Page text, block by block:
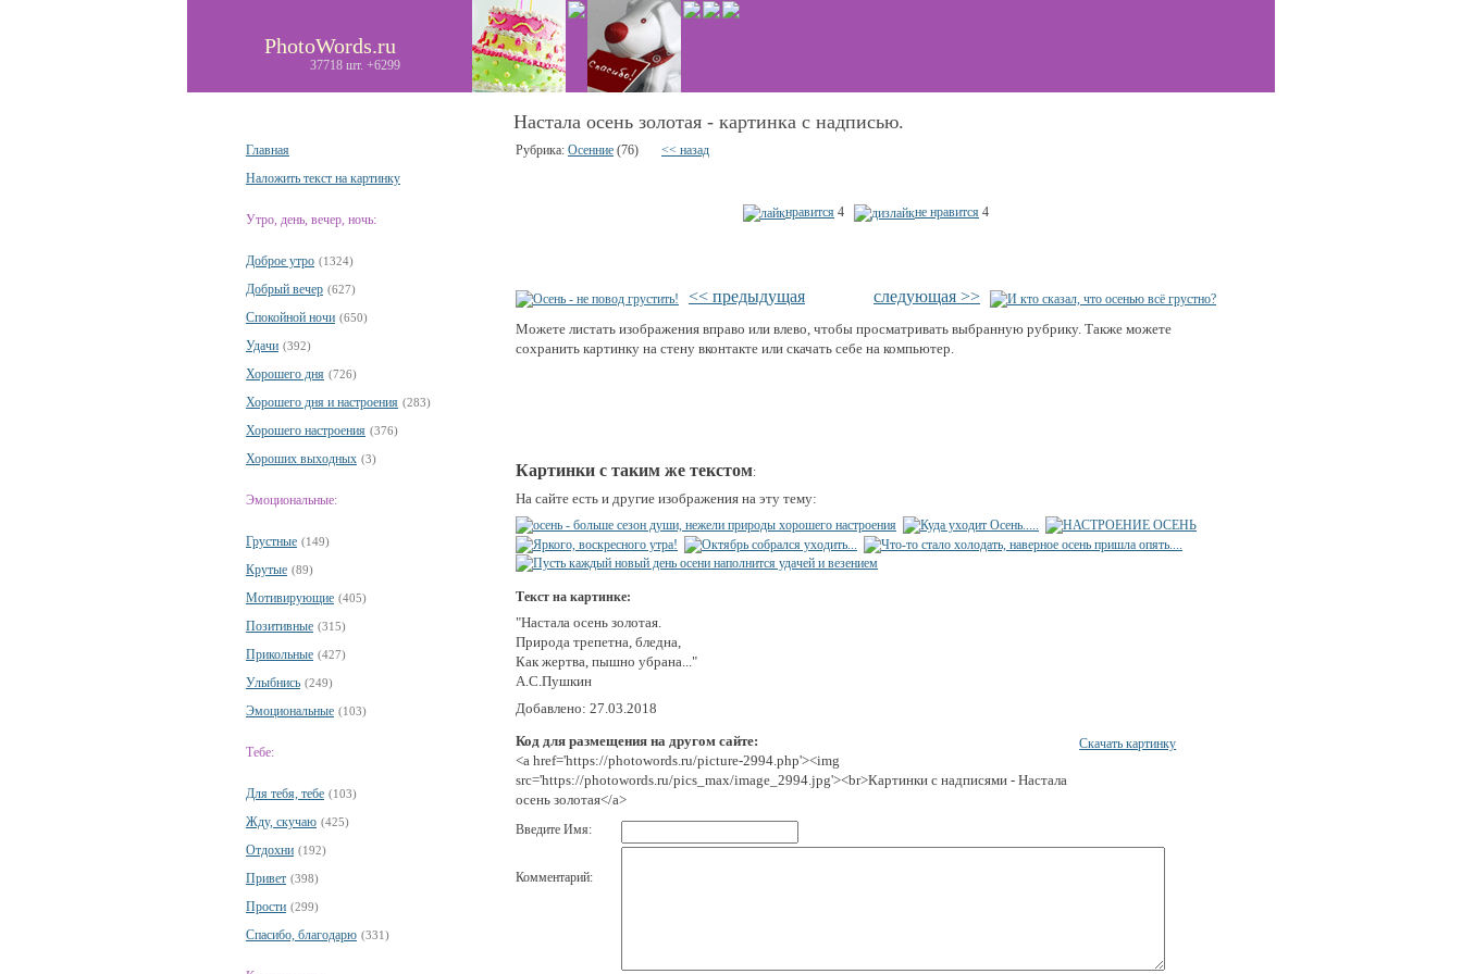
PhotoWords.ru
37718 шт. +6299
Главная
Наложить текст на картинку
Утро, день, вечер, ночь:
Доброе утро (1324)
Добрый вечер (627)
Спокойной ночи (650)
Удачи (392)
Хорошего дня (726)
Хорошего дня и настроения (283)
Хорошего настроения (376)
Хороших выходных (3)
Эмоциональные:
Грустные (149)
Крутые (89)
Мотивирующие (405)
Позитивные (315)
Прикольные (427)
Улыбнись (249)
Эмоциональные (103)
Тебе:
Для тебя, тебе (103)
Жду, скучаю (425)
Отдохни (192)
Привет (398)
Прости (299)
Спасибо, благодарю (331)
Настала осень золотая - картинка с надписью.
Рубрика: Осенние (76) << назад
нравится 4 не нравится 4
<< предыдущая следующая >>
Можете листать изображения вправо или влево, чтобы просматривать выбранную рубрику. Также можете
сохранить картинку на стену вконтакте или скачать себе на компьютер.
Картинки с таким же текстом:
На сайте есть и другие изображения на эту тему:
Текст на картинке:
"Настала осень золотая.
Природа трепетна, бледна,
Как жертва, пышно убрана..."
А.С.Пушкин
Добавлено: 27.03.2018
Код для размещения на другом сайте:
<a href='https://photowords.ru/picture-2994.php'><img
src='https://photowords.ru/pics_max/image_2994.jpg'><br>Картинки с надписями - Настала
осень золотая</a>
Скачать картинку
Введите Имя:
Комментарий: